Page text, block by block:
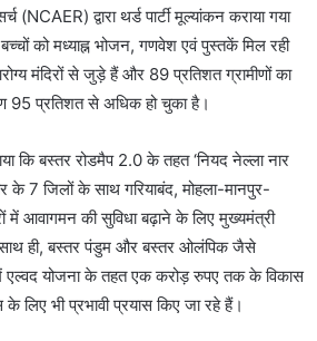
द्वारा थर्ड पार्टी मूल्यांकन कराया गया
को मध्याह्न भोजन, गणवेश एवं पुस्तकें मिल रही
मंदिरों से जुड़े हैं और 89 प्रतिशत ग्रामीणों का
95 प्रतिशत से अधिक हो चुका है।
कि बस्तर रोडमैप 2.0 के तहत ‘नियद नेल्ला नार
के 7 जिलों के साथ गरियाबंद, मोहला-मानपुर-
आवागमन की सुविधा बढ़ाने के लिए मुख्यमंत्री
साथ ही, बस्तर पंडुम और बस्तर ओलंपिक जैसे
योजना के तहत एक करोड़ रुपए तक के विकास
के लिए भी प्रभावी प्रयास किए जा रहे हैं।